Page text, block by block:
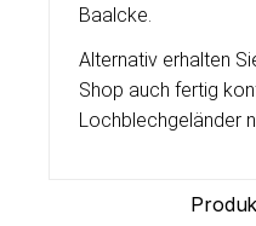
Baalcke.
Alternativ erhalten
Shop auch fertig
Lochblechgeländer